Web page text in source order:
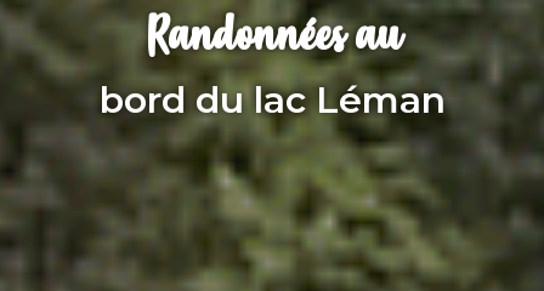
Randonnées au
bord du lac Léman